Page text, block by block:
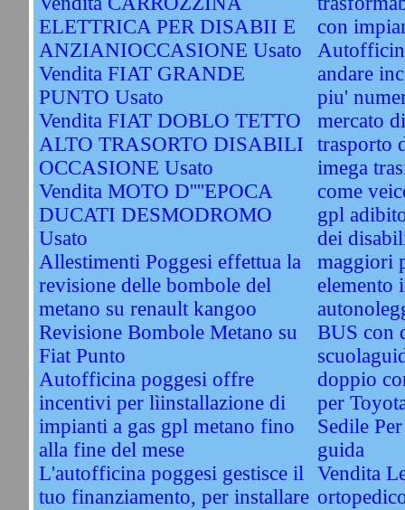
ELETTRICA PER DISABII E
ANZIANIOCCASIONE Usato
Vendita FIAT GRANDE
PUNTO Usato
Vendita FIAT DOBLO TETTO
ALTO TRASORTO DISABILI
OCCASIONE Usato
Vendita MOTO D''''EPOCA
DUCATI DESMODROMO
Usato
Allestimenti Poggesi effettua la
revisione delle bombole del
metano su renault kangoo
Revisione Bombole Metano su
Fiat Punto
Autofficina poggesi offre
incentivi per lìinstallazione di
impianti a gas gpl metano fino
alla fine del mese
L'autofficina poggesi gestisce il
tuo finanziamento, per installare
con
andare
piu'
mercato
trasporto
imega
come
gpl
dei
maggiori
elemento
BUS con
doppio
per
Sedile
guida
Vendita